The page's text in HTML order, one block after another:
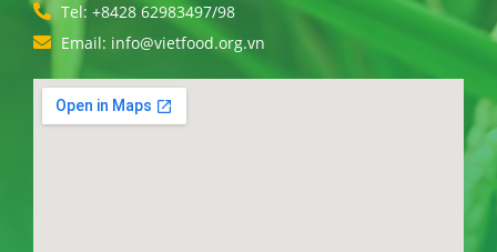
Tel: +8428 62983497/98
Email: info@vietfood.org.vn